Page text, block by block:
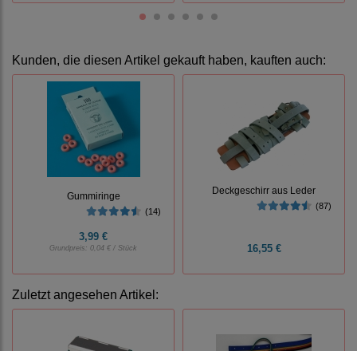
Kunden, die diesen Artikel gekauft haben, kauften auch:
Gummiringe
(14)
3,99 €
Grundpreis: 0,04 € / Stück
Deckgeschirr aus Leder
(87)
16,55 €
Zuletzt angesehen Artikel: